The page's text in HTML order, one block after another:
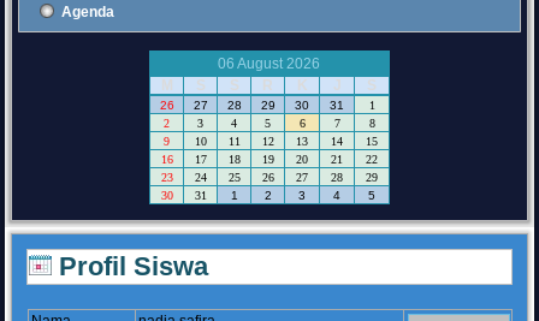
Agenda
06 August 2026
M
S S R K J S
26 27 28 29 30 31
1
2
3 4 5 6 7
8
9
10 11 12 13 14
15
16
17 18 19 20 21
22
23
24 25 26 27 28
29
30
31 1 2 3 4 5
Profil Siswa